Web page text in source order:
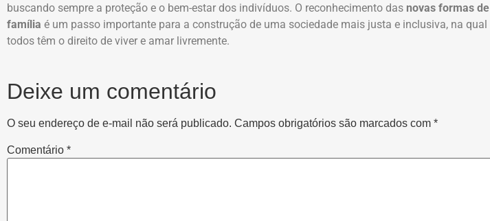
buscando sempre a proteção e o bem-estar dos indivíduos. O reconhecimento das novas formas de
família é um passo importante para a construção de uma sociedade mais justa e inclusiva, na qual
todos têm o direito de viver e amar livremente.
Deixe um comentário
O seu endereço de e-mail não será publicado. Campos obrigatórios são marcados com *
Comentário *